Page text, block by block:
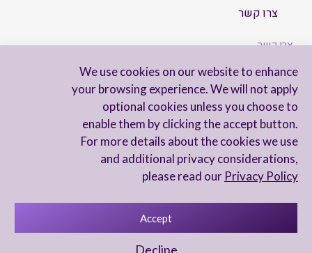
We use cookies on our website to enhance
your browsing experience. We will not apply
optional cookies unless you choose to
enable them by clicking the accept button.
For more details about the cookies we use
and additional privacy considerations,
please read our Privacy Policy
Accept
Decline
צרו קשר
צרו קשר
הישארו מעודכנים
מדיניות פרטיות הצהרת נגישות
UI Irit Shani Design